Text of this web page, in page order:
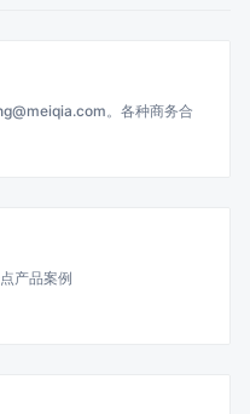
。各种商务合
产品案例